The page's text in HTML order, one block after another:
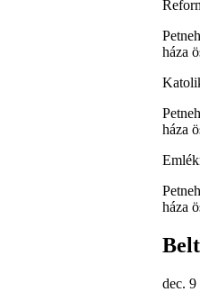
háza
háza
háza
dec. 9